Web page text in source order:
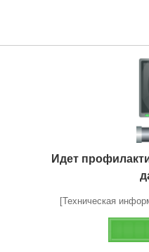
Идет
[Техническая